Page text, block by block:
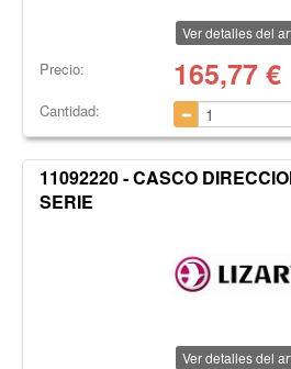
Ver detalles del
Precio: 165,77€
Cantidad:
11092220 - CASCO
SERIE
Ver detalles del